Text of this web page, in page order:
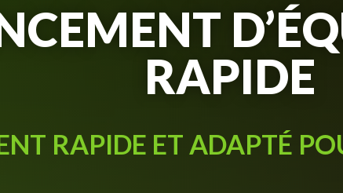
RAPIDE
RAPIDE ET ADAPTÉ